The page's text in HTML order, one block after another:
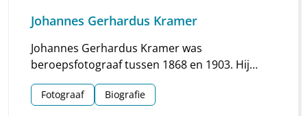
Johannes Gerhardus Kramer
Johannes Gerhardus Kramer was
beroepsfotograaf tussen 1868 en 1903. Hij
maakte vooral foto’s in Groningen, maar hij
streek ook meermaals neer in Drenthe. Vooral
Fotograaf Biografie